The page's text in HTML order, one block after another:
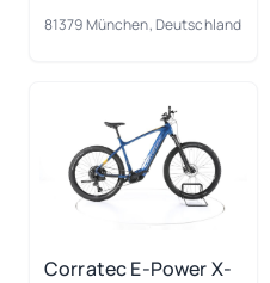
81379 München, Deutschland
Corratec E-Power X-